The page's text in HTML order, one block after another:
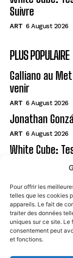
Pour offrir les
telles que les cookies
appareils. Le fait de
traiter des données
uniques sur ce site. Le
consentement peut
et fonctions.
Suivre
ART 6 August 2026
PLUS POPULAIRE
Galliano au
venir
ART 6 August 2026
Jonathan
ART 6 August 2026
White Cube:
Page
CONTACT
MENTIONS LÉGALES